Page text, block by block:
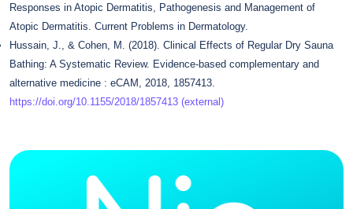
Responses in Atopic Dermatitis, Pathogenesis and Management of
Atopic Dermatitis. Current Problems in Dermatology.
Hussain, J., & Cohen, M. (2018). Clinical Effects of Regular Dry Sauna
Bathing: A Systematic Review. Evidence-based complementary and
alternative medicine : eCAM, 2018, 1857413.
https://doi.org/10.1155/2018/1857413 (external)